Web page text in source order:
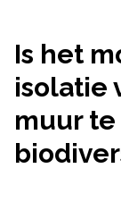
Is het
isolatie
muur